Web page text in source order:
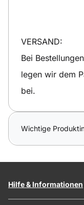
VERSAND:
Bei
legen wir dem
bei.
Wichtige
Hilfe & Informationen